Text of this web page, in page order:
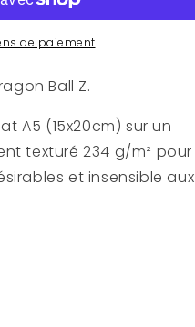
de paiement
Ball Z.
A5 (15x20cm) sur un
texturé 234 g/m² pour
et insensible aux